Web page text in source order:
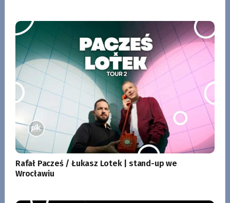
Rafał Pacześ / Łukasz Lotek | stand-up we
Wrocławiu